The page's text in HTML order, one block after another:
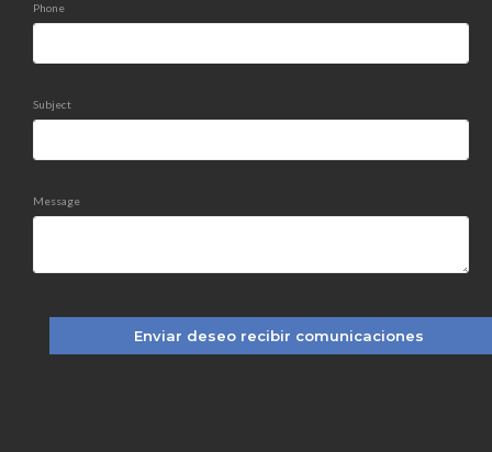
Phone
Subject
Message